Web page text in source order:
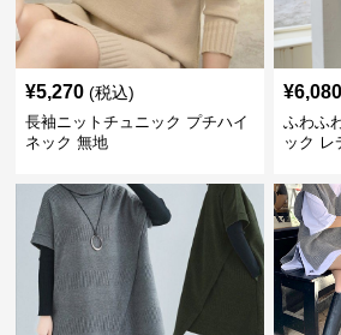
¥5,270 (税込)
長袖ニットチュニック プチハイ
ネック 無地
¥6,080
ふわふ
ック レ